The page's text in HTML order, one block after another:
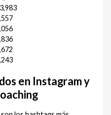
en Instagram y